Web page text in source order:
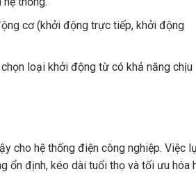
cơ (khởi động trực tiếp, khởi động
loại khởi động từ có khả năng chịu
cho hệ thống điện công nghiệp. Việc
ổn định, kéo dài tuổi thọ và tối ưu hóa